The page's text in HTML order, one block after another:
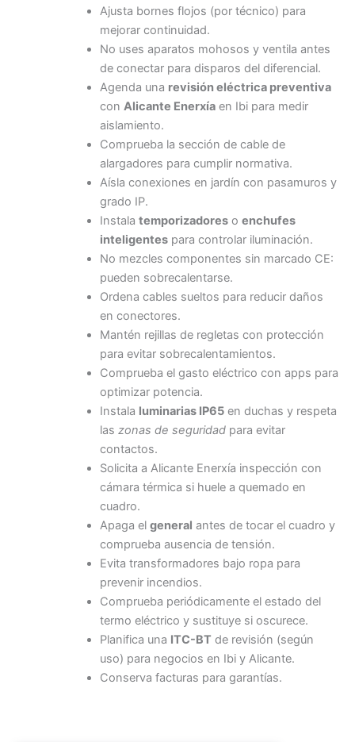
Ajusta bornes flojos (por técnico) para
mejorar continuidad.
No uses aparatos mohosos y ventila antes
de conectar para disparos del diferencial.
Agenda una revisión eléctrica preventiva
con Alicante Enerxíaen Ibi para medir
aislamiento.
Comprueba la sección de cable de
alargadores para cumplir normativa.
Aísla conexiones en jardín con pasamuros y
grado IP.
Instala temporizadoreso enchufes
inteligentespara controlar iluminación.
No mezcles componentes sin marcado CE:
pueden sobrecalentarse.
Ordena cables sueltos para reducir daños
en conectores.
Mantén rejillas de regletas con protección
para evitar sobrecalentamientos.
Comprueba el gasto eléctrico con apps para
optimizar potencia.
Instala luminarias IP65en duchas y respeta
las zonas de seguridadpara evitar
contactos.
Solicita a Alicante Enerxía inspección con
cámara térmica si huele a quemado en
cuadro.
Apaga el general antes de tocar el cuadro y
comprueba ausencia de tensión.
Evita transformadores bajo ropa para
prevenir incendios.
Comprueba periódicamente el estado del
termo eléctrico y sustituye si oscurece.
Planifica una ITC-BTde revisión (según
uso) para negocios en Ibi y Alicante.
Conserva facturas para garantías.